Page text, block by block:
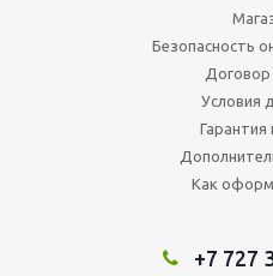
Безопасность
Условия
Гарантия
Как
+7 727